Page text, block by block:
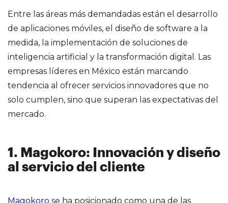
Entre las áreas más demandadas están el desarrollo
de aplicaciones móviles, el diseño de software a la
medida, la implementación de soluciones de
inteligencia artificial y la transformación digital. Las
empresas líderes en México están marcando
tendencia al ofrecer servicios innovadores que no
solo cumplen, sino que superan las expectativas del
mercado.
1. Magokoro: Innovación y diseño
al servicio del cliente
Magokoro se ha posicionado como una de las